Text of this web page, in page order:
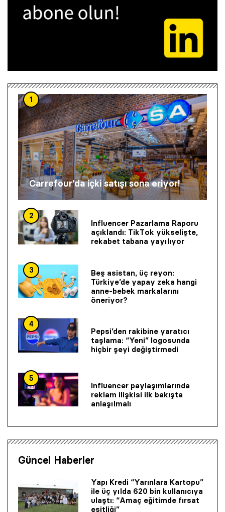
1
Carrefour’da içki satışı sona eriyor!
2
Influencer Pazarlama Raporu
açıklandı: TikTok yükselişte,
rekabet tabana yayılıyor
3
Beş asistan, üç reyon:
Türkiye’de yapay zeka hangi
anne-bebek markalarını
öneriyor?
4
Pepsi’den rakibine yaratıcı
taşlama: “Yeni” logosunda
hiçbir şeyi değiştirmedi
5
Influencer paylaşımlarında
reklam ilişkisi ilk bakışta
anlaşılmalı
Güncel Haberler
Yapı Kredi “Yarınlara Kartopu”
ile üç yılda 620 bin kullanıcıya
ulaştı: “Amaç eğitimde fırsat
eşitliği”